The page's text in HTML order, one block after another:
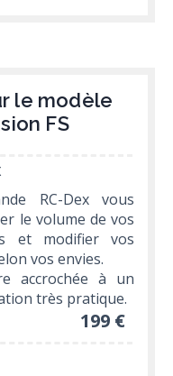
le modèle
FS
RC-Dex vous
le volume de vos
et modifier vos
vos envies.
accrochée à un
très pratique.
199 €